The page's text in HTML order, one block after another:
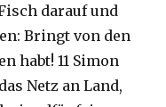
darauf und
Bringt von den
habt! 11 Simon
Netz an Land,